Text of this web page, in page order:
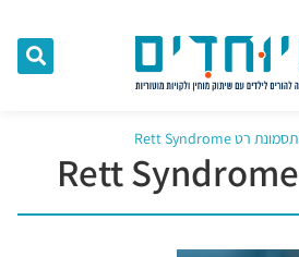
תסמונת רט Rett Syndrome